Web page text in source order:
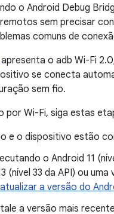
o Android Debug
sem precisar
comuns de
o adb Wi-Fi
se conecta
sem fio.
por Wi-Fi, siga estas
e o dispositivo estão
o Android 11
(nível 33 da API) ou
a versão do
a versão mais